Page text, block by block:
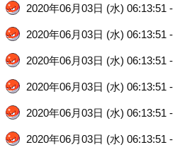
2020年06月03日 (水) 06:13:51 -
2020年06月03日 (水) 06:13:51 -
2020年06月03日 (水) 06:13:51 -
2020年06月03日 (水) 06:13:51 -
2020年06月03日 (水) 06:13:51 -
2020年06月03日 (水) 06:13:51 -